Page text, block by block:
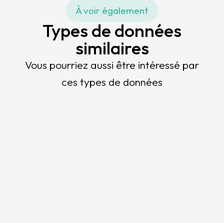
À voir également
Types de données
similaires
Vous pourriez aussi être intéressé par
ces types de données